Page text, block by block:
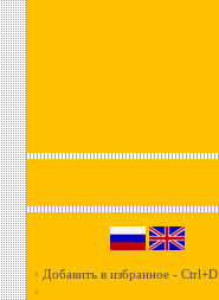
• Добавить в избранное - Ctrl+D
•